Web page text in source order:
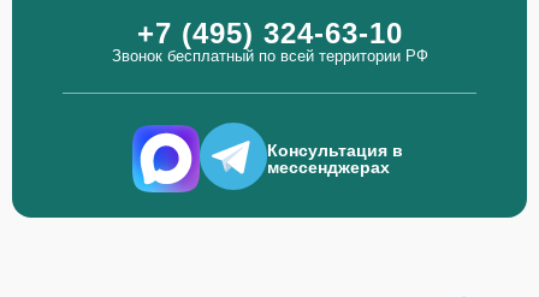
+7 (495) 324-63-10
Звонок бесплатный по всей территории РФ
Консультация в
мессенджерах